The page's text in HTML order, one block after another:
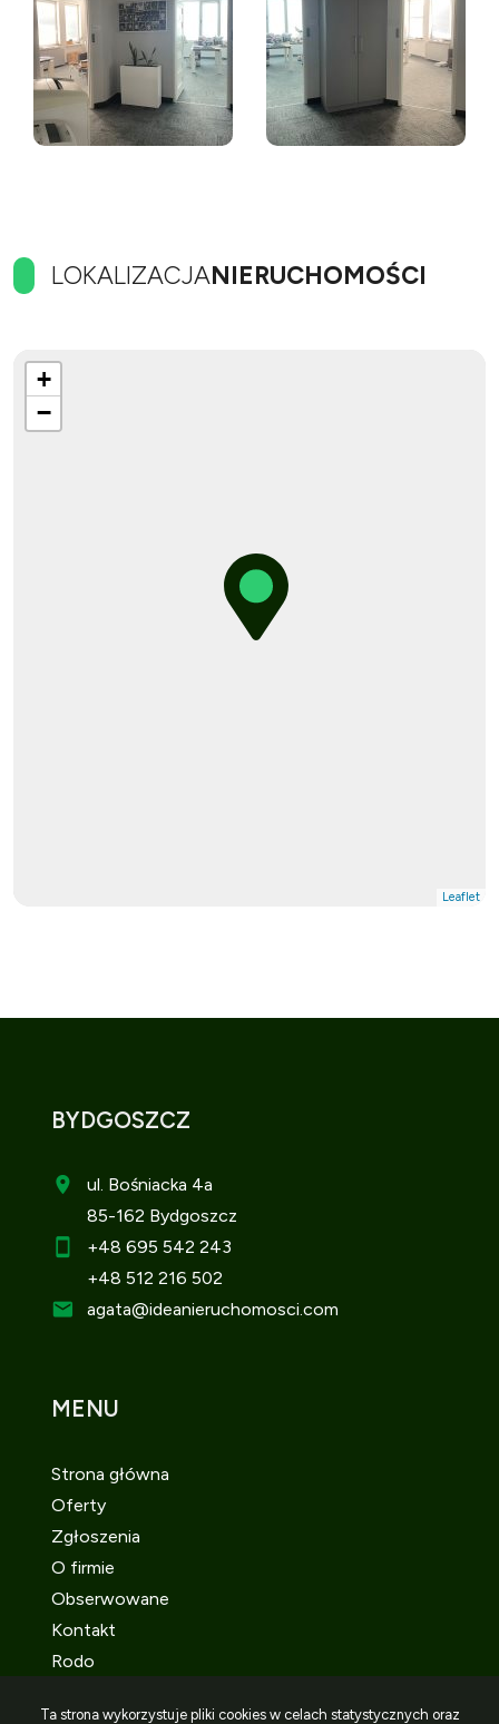
LOKALIZACJANIERUCHOMOŚCI
+
−
Leaflet
BYDGOSZCZ
ul. Bośniacka 4a
85-162 Bydgoszcz
+48 695 542 243
+48 512 216 502
agata@ideanieruchomosci.com
MENU
Strona główna
Oferty
Zgłoszenia
O firmie
Obserwowane
Kontakt
Rodo
Ta strona wykorzystuje pliki cookies w celach statystycznych oraz